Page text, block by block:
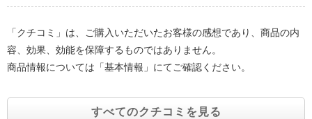
けて使用しない。
・使用中は眠らない。
・浴室など湿気の多い場所では使用しない。また、水
・本体やもみ玉の上に立ったり、座ったりして使用し
「クチコミ」は、ご購入いただいたお客様の感想であり、商品の内
容、効果、効能を保障するものではありません。
商品情報については「基本情報」にてご確認ください。
すべてのクチコミを見る